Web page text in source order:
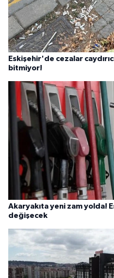
Eskişehir'de cezalar
bitmiyor!
Akaryakıta yeni zam yolda!
değişecek